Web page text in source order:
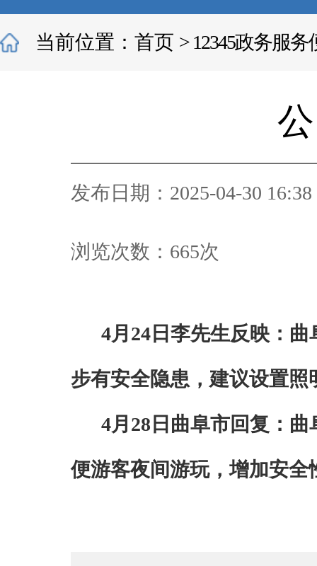
当前位置： 首页 >12345政务服
发布日期：2025-04-30 16:38
浏览次数： 665次
4月 24 日 李先生反映：曲
步有安全隐患 ，建议设置照
4月 28 日曲阜市回复：
便游客夜间游玩，增加安